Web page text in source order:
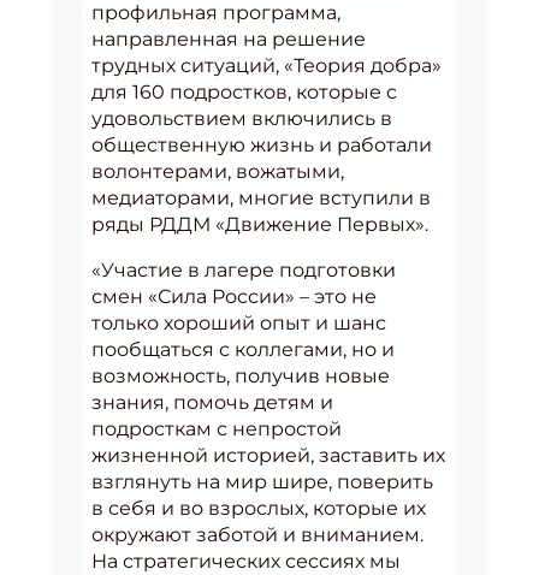
профильная программа,
направленная на решение
трудных ситуаций, «Теория добра»
для 160 подростков, которые с
удовольствием включились в
общественную жизнь и работали
волонтерами, вожатыми,
медиаторами, многие вступили в
ряды РДДМ «Движение Первых».
«Участие в лагере подготовки
смен «Сила России» – это не
только хороший опыт и шанс
пообщаться с коллегами, но и
возможность, получив новые
знания, помочь детям и
подросткам с непростой
жизненной историей, заставить их
взглянуть на мир шире, поверить
в себя и во взрослых, которые их
окружают заботой и вниманием.
На стратегических сессиях мы